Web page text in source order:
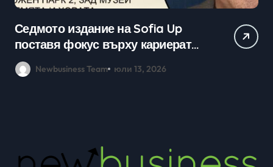
Седмото издание на Sofia Up
поставя фокус върху кариерата
в технологичния сектор и
възможностите в ерата на AI
Newbusiness Team юли 13, 2026